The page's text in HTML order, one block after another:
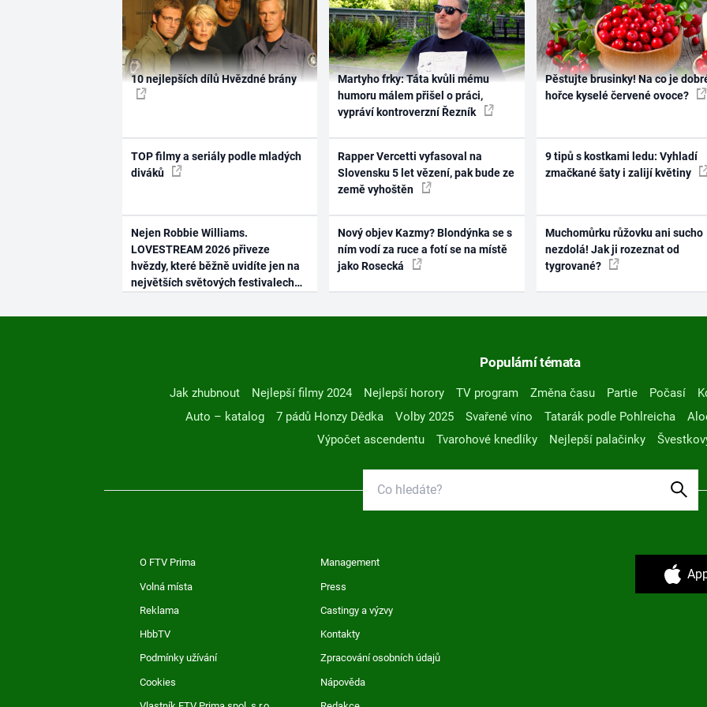
10 nejlepších dílů Hvězdné brány
TOP filmy a seriály podle mladých
diváků
Nejen Robbie Williams.
LOVESTREAM 2026 přiveze
hvězdy, které běžně uvidíte jen na
největších světových festivalech
Martyho frky: Táta kvůli mému
humoru málem přišel o práci,
vypráví kontroverzní Řezník
Rapper Vercetti vyfasoval na
Slovensku 5 let vězení, pak bude ze
země vyhoštěn
Nový objev Kazmy? Blondýnka se s
ním vodí za ruce a fotí se na místě
jako Rosecká
Pěstujte brusinky! Na co je
hořce kyselé červené ovoce?
9 tipů s kostkami ledu: Vyhladí
zmačkané šaty i zalijí květiny
Muchomůrku růžovku ani sucho
nezdolá! Jak ji rozeznat od
tygrované?
Populární témata
Jak zhubnout Nejlepší filmy 2024 Nejlepší horory TV program Změna času Partie Počasí
Auto – katalog
7 pádů Honzy Dědka Volby 2025 Svařené víno Tatarák podle Pohlreicha
Výpočet ascendentu
Tvarohové knedlíky Nejlepší palačinky
O FTV Prima Management
Volná místa Press
Reklama Castingy a výzvy
HbbTV Kontakty
Podmínky užívání Zpracování osobních údajů
Cookies Nápověda